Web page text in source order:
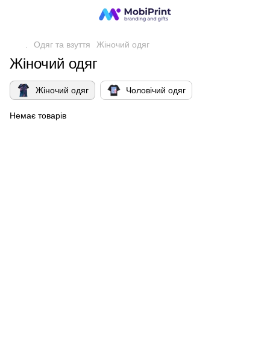
Одяг та взуття Жіночий одяг
Жіночий одяг
Жіночий одяг Чоловічий одяг
Немає товарів